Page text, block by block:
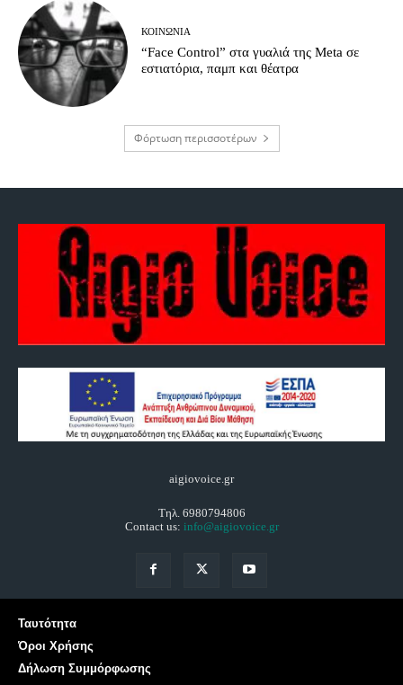
ΚΟΙΝΩΝΊΑ
“Face Control” στα γυαλιά της Meta σε
εστιατόρια, παμπ και θέατρα
Φόρτωση περισσοτέρων
aigiovoice.gr
Τηλ. 6980794806
Contact us: info@aigiovoice.gr
Ταυτότητα
Όροι Χρήσης
Δήλωση Συμμόρφωσης